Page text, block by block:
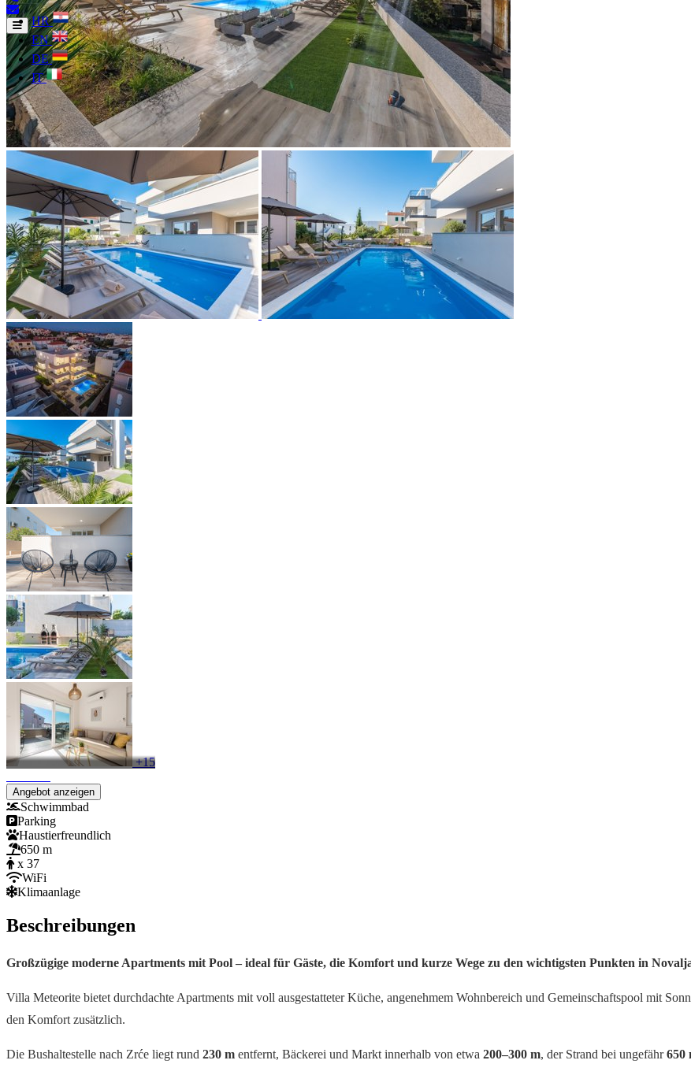
HR
EN
DE
IT
+15
Angebot anzeigen
Schwimmbad
Parking
Haustierfreundlich
650 m
x 37
WiFi
Klimaanlage
Beschreibungen
Großzügige moderne Apartments mit Pool – ideal für Gäste, die Komfort und kurze Wege zu den wichtigsten Punkten in
Villa Meteorite bietet durchdachte Apartments mit voll ausgestatteter Küche, angenehmem Wohnbereich und Gemeinschaftspool mit
den Komfort zusätzlich.
Die Bushaltestelle nach Zrće liegt rund 230 m entfernt, Bäckerei und Markt innerhalb von etwa 200–300 m, der Strand bei ungefähr650